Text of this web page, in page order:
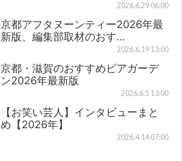
2026.6.29 06:00
京都アフタヌーンティー2026年最
新版、編集部取材のおす…
2026.6.19 13:00
京都・滋賀のおすすめビアガーデ
ン2026年最新版
2026.6.5 13:00
【お笑い芸人】インタビューまと
め【2026年】
2026.4.14 07:00